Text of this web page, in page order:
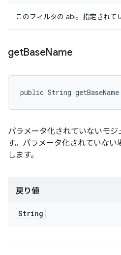
このフィルタの abi。指定されて
getBaseName
public String
パラメータ化されていないモ
す。パラメータ化されていない
します。
戻り値
String